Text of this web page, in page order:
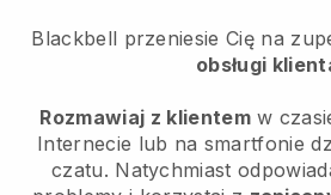
Blackbell przeniesie Cię na
obsługi
Rozmawiaj z klientemw
Internecie lub na smartfonie
czatu. Natychmiast